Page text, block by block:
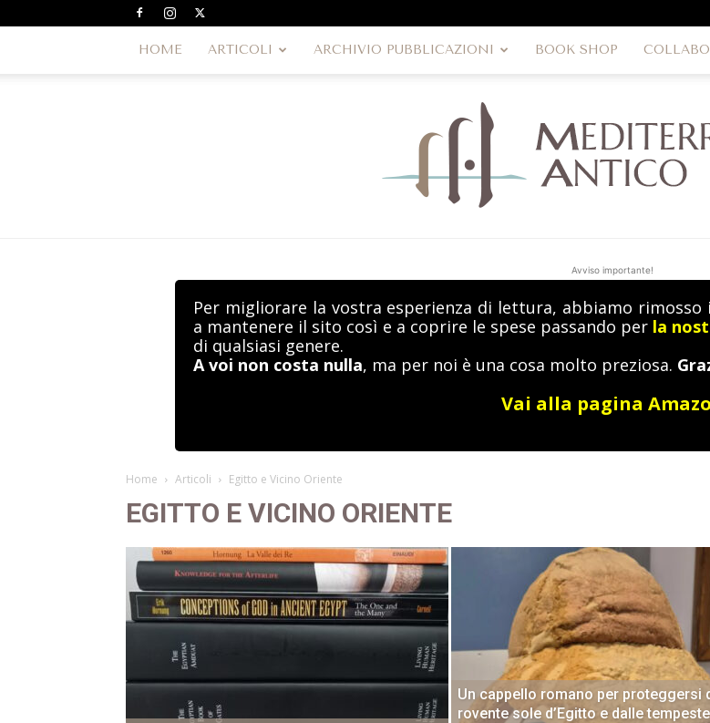
HOME ARTICOLI ARCHIVIO PUBBLICAZIONI BOOK SHOP
Avviso importante!
Per migliorare la vostra esperienza di lettura, abbiamo
a mantenere il sito così e a coprire le spese passando per la
di qualsiasi genere.
A voi non costa nulla, ma per noi è una cosa molto preziosa.
Vai alla pagina
Home Articoli Egitto e Vicino Oriente
EGITTO E VICINO ORIENTE
Un cappello romano per proteggersi
rovente sole d’Egitto e dalle